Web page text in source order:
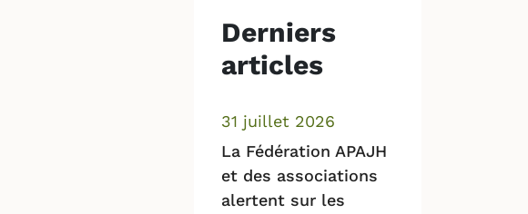
Derniers
articles
La Fédération APAJH
et des associations
alertent sur les
31 juillet 2026